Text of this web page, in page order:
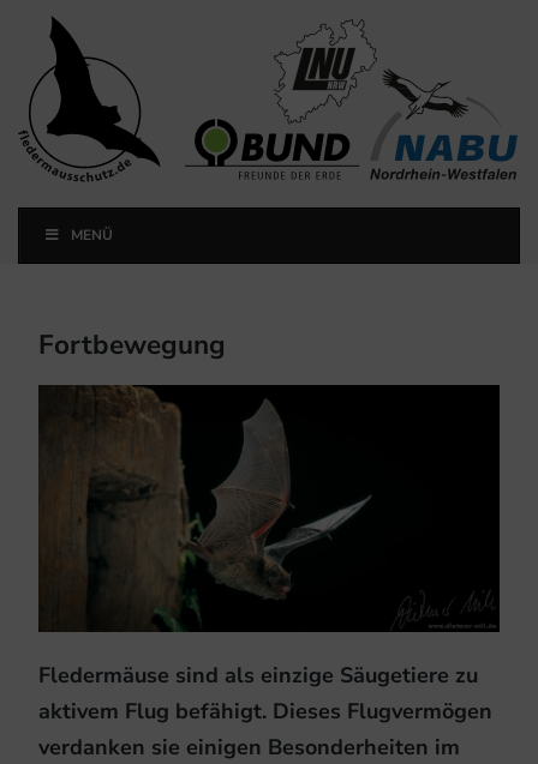
Landesfachausschuss
Fledermausschutz NRW
MENÜ
Fortbewegung
Fledermäuse sind als einzige Säugetiere zu
aktivem Flug befähigt. Dieses Flugvermögen
verdanken sie einigen Besonderheiten im